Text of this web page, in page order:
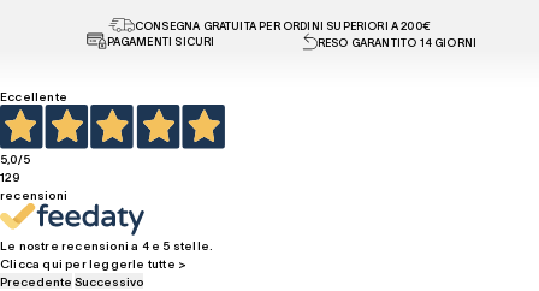
CONSEGNA GRATUITA PER ORDINI SUPERIORI A 200€
PAGAMENTI SICURI
RESO GARANTITO 14 GIORNI
Eccellente
5,0/5
129
recensioni
Le nostre recensioni a 4 e 5 stelle.
Clicca qui per leggerle tutte >
Precedente Successivo